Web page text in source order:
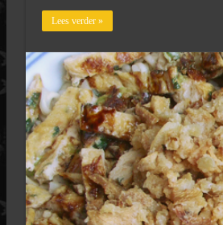
Lees verder »